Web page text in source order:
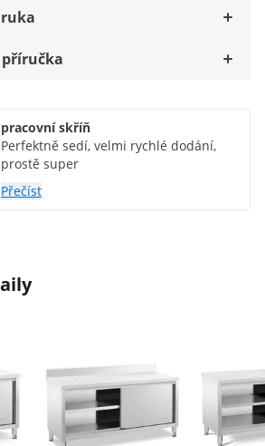
pracovní skříň
Perfektně sedí, velmi rychlé dodání,
prostě super
Přečíst